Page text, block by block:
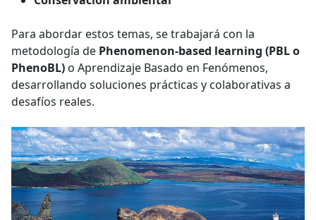
Para abordar estos temas, se trabajará con la
metodología de Phenomenon-based learning (PBL o
PhenoBL) o Aprendizaje Basado en Fenómenos,
desarrollando soluciones prácticas y colaborativas a
desafíos reales.